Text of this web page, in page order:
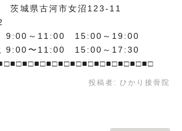
茨城県古河市女沼123-11
～11:00 15:00～19:00
15:00～17:30
投稿者: ひかり接骨院